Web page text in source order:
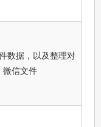
数据，以及整理对
微信文件